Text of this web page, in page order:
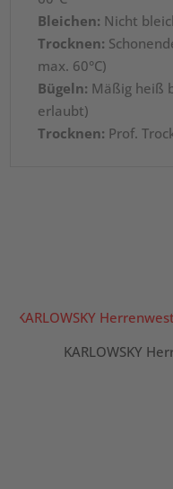
Bleichen: Nicht
Trocknen:
max. 60°C)
Bügeln: Mäßig heiß
erlaubt)
Trocknen: Prof.
KARLOWSKY